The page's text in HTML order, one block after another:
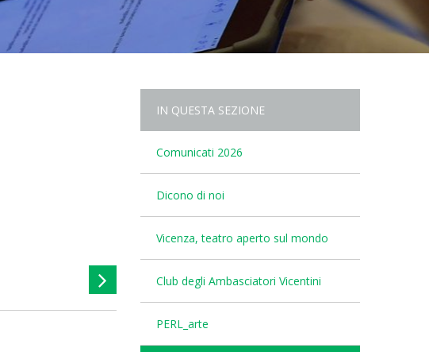
IN QUESTA SEZIONE
Comunicati 2026
Dicono di noi
Vicenza, teatro aperto sul mondo
Club degli Ambasciatori Vicentini
PERL_arte